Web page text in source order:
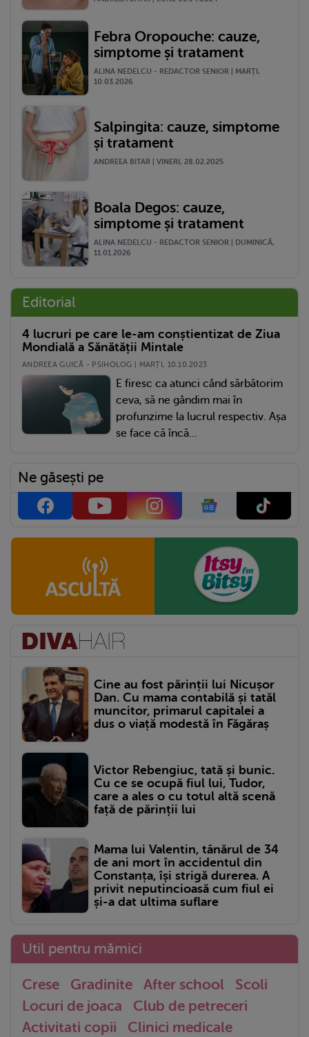
Febra Oropouche: cauze,
simptome și tratament
ALINA NEDELCU - REDACTOR SENIOR | MARŢI,
10.03.2026
Salpingita: cauze, simptome
și tratament
ANDREEA BITAR | VINERI, 28.02.2025
Boala Degos: cauze,
simptome și tratament
ALINA NEDELCU - REDACTOR SENIOR | DUMINICĂ,
11.01.2026
Editorial
4 lucruri pe care le-am conștientizat de Ziua
Mondială a Sănătății Mintale
ANDREEA GUICĂ - PSIHOLOG | MARŢI, 10.10.2023
E firesc ca atunci când sărbătorim
ceva, să ne gândim mai în
profunzime la lucrul respectiv. Așa
se face că încă...
Ne găsești pe
Cine au fost părinții lui Nicușor
Dan. Cu mama contabilă și tatăl
muncitor, primarul capitalei a
dus o viață modestă în Făgăraș
Victor Rebengiuc, tată și bunic.
Cu ce se ocupă fiul lui, Tudor,
care a ales o cu totul altă scenă
față de părinții lui
Mama lui Valentin, tânărul de 34
de ani mort în accidentul din
Constanța, își strigă durerea. A
privit neputincioasă cum fiul ei
și-a dat ultima suflare
Util pentru mămici
Crese Gradinite After school
Scoli
Locuri de joaca
Club de petreceri
Activitati copii
Clinici medicale